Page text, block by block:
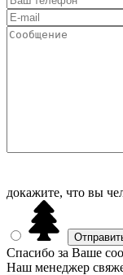
докажите, что вы
Спасибо за Ваше
Наш менеджер